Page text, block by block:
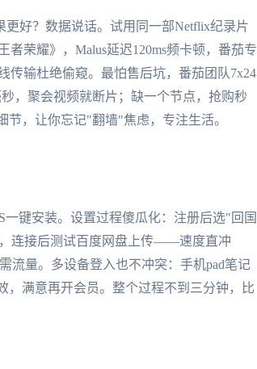
更好？数据说话。试用同一部Netflix纪录片
者荣耀》，Malus延迟120ms频卡顿，番茄专
传输杜绝偷窥。最怕售后坑，番茄团队7x24
，聚会视频就断片；缺一个节点，抢购秒
节，让你忘记"翻墙"焦虑，专注生活。
一键安装。设置过程傻瓜化：注册后选"回国
连接后测试百度网盘上传——速度直冲
流量。多设备登入也不冲突：手机pad笔记
，满意再开会员。整个过程不到三分钟，比